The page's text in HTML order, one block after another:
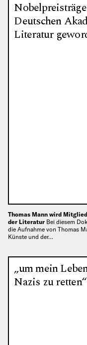
Deutschen
Literatur
Thomas Mann wird
der Literatur Bei diesem
die Aufnahme von Thomas
Künste und der…
„um mein
Nazis zu retten“